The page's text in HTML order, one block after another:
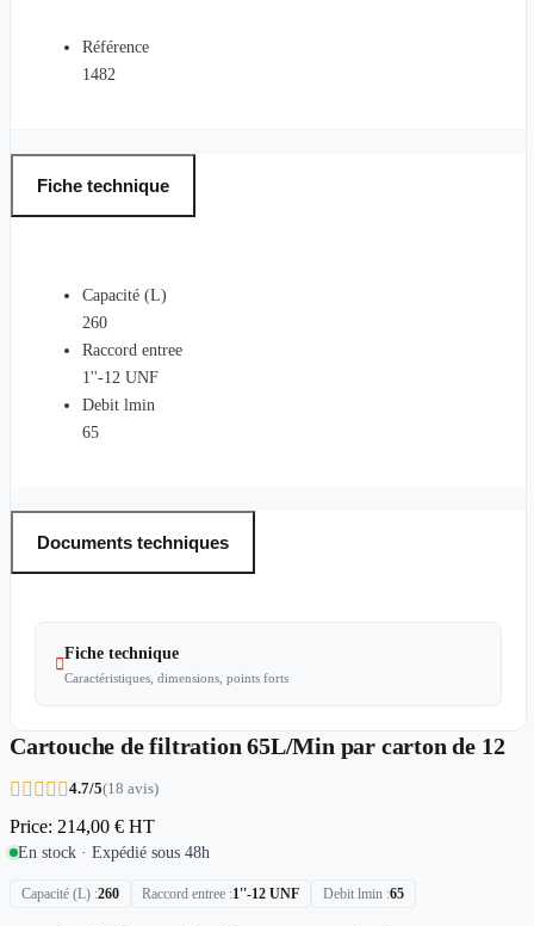
Référence
1482
Fiche technique
Capacité (L)
260
Raccord entree
1''-12 UNF
Debit lmin
65
Documents techniques

Fiche technique
Caractéristiques, dimensions, points forts
Cartouche de filtration 65L/Min par carton de 12
    4.7/5(18 avis)
Price: 214,00 € HT
En stock · Expédié sous 48h
Capacité (L) 260 Raccord entree 1''-12 UNF Debit lmin 65